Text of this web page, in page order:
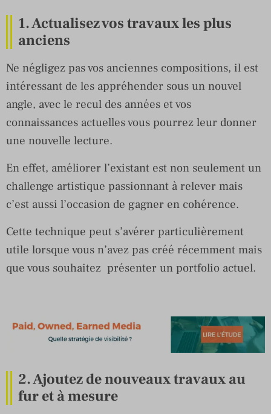
1. Actualisez vos travaux les plus
anciens
Ne négligez pas vos anciennes compositions, il est
intéressant de les appréhender sous un nouvel
angle, avec le recul des années et vos
connaissances actuelles vous pourrez leur donner
une nouvelle lecture.
En effet, améliorer l’existant est non seulement un
challenge artistique passionnant à relever mais
c’est aussi l’occasion de gagner en cohérence.
Cette technique peut s’avérer particulièrement
utile lorsque vous n’avez pas créé récemment mais
que vous souhaitez présenter un portfolio actuel.
2. Ajoutez de nouveaux travaux au
fur et à mesure